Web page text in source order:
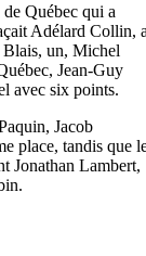
Québec qui a
Adélard Collin,
Blais, un, Michel
Jean-Guy
avec six points.
Jacob
place, tandis que
Jonathan Lambert,